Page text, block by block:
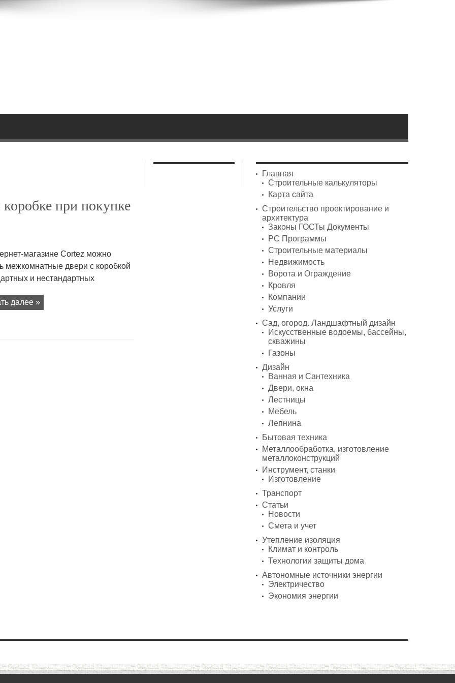
при покупке
магазине Cortez можно
межкомнатные двери с коробкой
и нестандартных
далее »
Главная
Строительные калькуляторы
Карта сайта
Строительство проектирование и
архитектура
Законы ГОСТы Документы
PC Программы
Строительные материалы
Недвижимость
Ворота и Ограждение
Кровля
Компании
Услуги
Сад, огород. Ландшафтный дизайн
Искусственные водоемы, бассейны,
скважины
Газоны
Дизайн
Ванная и Сантехника
Двери, окна
Лестницы
Мебель
Лепнина
Бытовая техника
Металлообработка, изготовление
металлоконструкций
Инструмент, станки
Изготовление
Транспорт
Статьи
Новости
Смета и учет
Утепление изоляция
Климат и контроль
Технологии защиты дома
Автономные источники энергии
Электричество
Экономия энергии